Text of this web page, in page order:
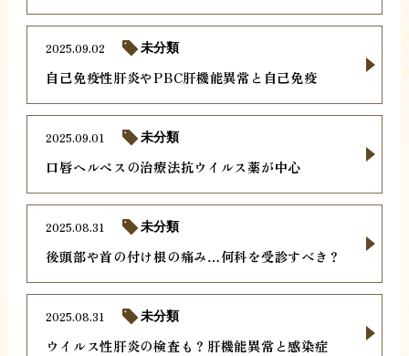
自己免疫性肝炎やPBC肝機能異常と自己免疫
2025.09.02 未分類
口唇ヘルペスの治療法抗ウイルス薬が中心
2025.09.01 未分類
後頭部や首の付け根の痛み…何科を受診すべき？
2025.08.31 未分類
ウイルス性肝炎の検査も？肝機能異常と感染症
2025.08.31 未分類